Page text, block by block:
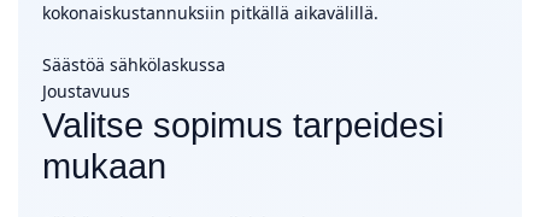
kokonaiskustannuksiin pitkällä aikavälillä.
Säästöä sähkölaskussa
Joustavuus
Valitse sopimus tarpeidesi
mukaan